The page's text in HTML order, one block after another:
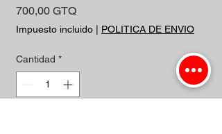
700,00 GTQPrecio
Impuesto incluido POLITICA DE ENVIO
Cantidad *